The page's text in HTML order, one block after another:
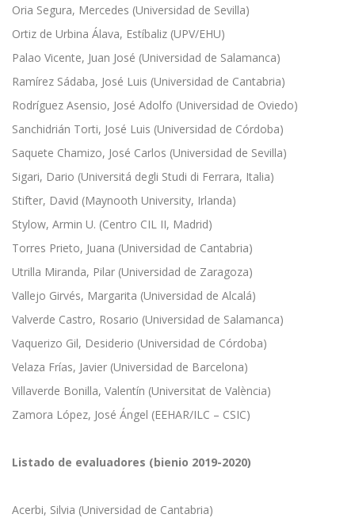
Oria Segura, Mercedes (Universidad de Sevilla)
Ortiz de Urbina Álava, Estíbaliz (UPV/EHU)
Palao Vicente, Juan José (Universidad de Salamanca)
Ramírez Sádaba, José Luis (Universidad de Cantabria)
Rodríguez Asensio, José Adolfo (Universidad de Oviedo)
Sanchidrián Torti, José Luis (Universidad de Córdoba)
Saquete Chamizo, José Carlos (Universidad de Sevilla)
Sigari, Dario (Universitá degli Studi di Ferrara, Italia)
Stifter, David (Maynooth University, Irlanda)
Stylow, Armin U. (Centro CIL II, Madrid)
Torres Prieto, Juana (Universidad de Cantabria)
Utrilla Miranda, Pilar (Universidad de Zaragoza)
Vallejo Girvés, Margarita (Universidad de Alcalá)
Valverde Castro, Rosario (Universidad de Salamanca)
Vaquerizo Gil, Desiderio (Universidad de Córdoba)
Velaza Frías, Javier (Universidad de Barcelona)
Villaverde Bonilla, Valentín (Universitat de València)
Zamora López, José Ángel (EEHAR/ILC – CSIC)
Listado de evaluadores (bienio 2019-2020)
Acerbi, Silvia (Universidad de Cantabria)